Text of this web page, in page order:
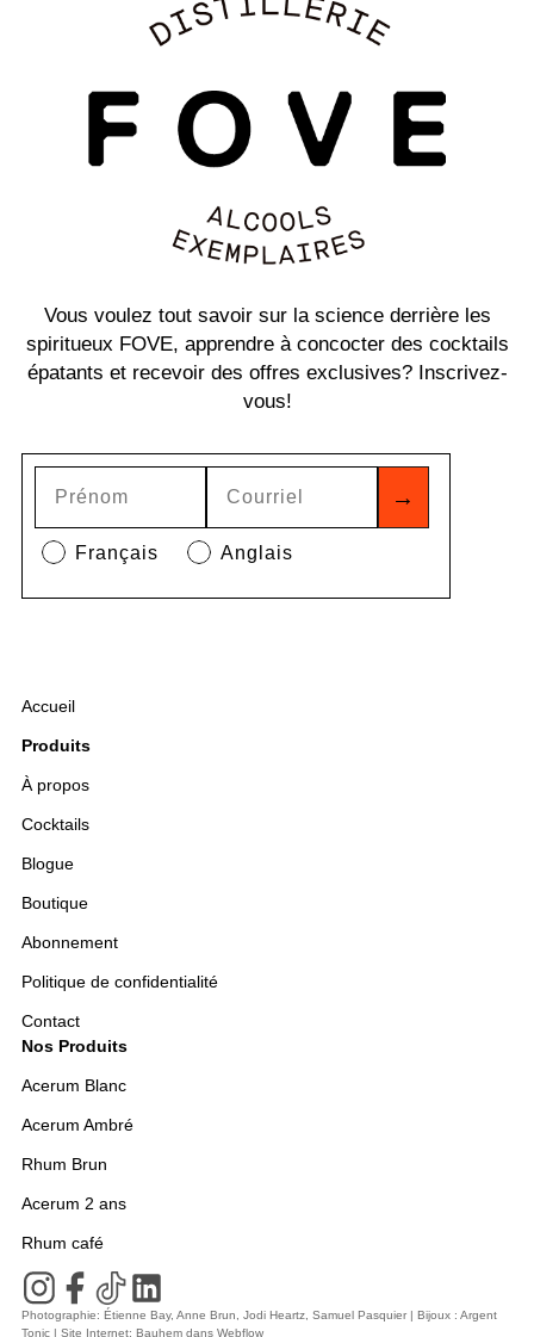
Vous voulez tout savoir sur la science derrière les
spiritueux FOVE, apprendre à concocter des cocktails
épatants et recevoir des offres exclusives? Inscrivez-
vous!
→
Français Anglais
Accueil
Produits
À propos
Cocktails
Blogue
Boutique
Abonnement
Politique de confidentialité
Contact
Nos Produits
Acerum Blanc
Acerum Ambré
Rhum Brun
Acerum 2 ans
Rhum café
Photographie: Étienne Bay, Anne Brun, Jodi Heartz, Samuel Pasquier | Bijoux : Argent
Tonic | Site Internet: Bauhemdans Webflow